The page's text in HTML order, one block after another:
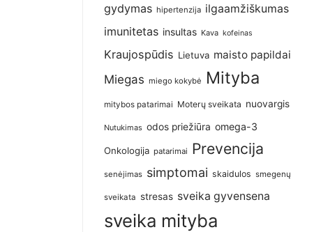
gydymas hipertenzija ilgaamžiškumas
imunitetas insultas Kava kofeinas
Kraujospūdis Lietuva maisto papildai
Miegas miego kokybė Mityba
mitybos patarimai Moterų sveikata nuovargis
Nutukimas odos priežiūra omega-3
Onkologija patarimai Prevencija
senėjimas simptomai skaidulos smegenų
sveikata stresas sveika gyvensena
sveika mityba